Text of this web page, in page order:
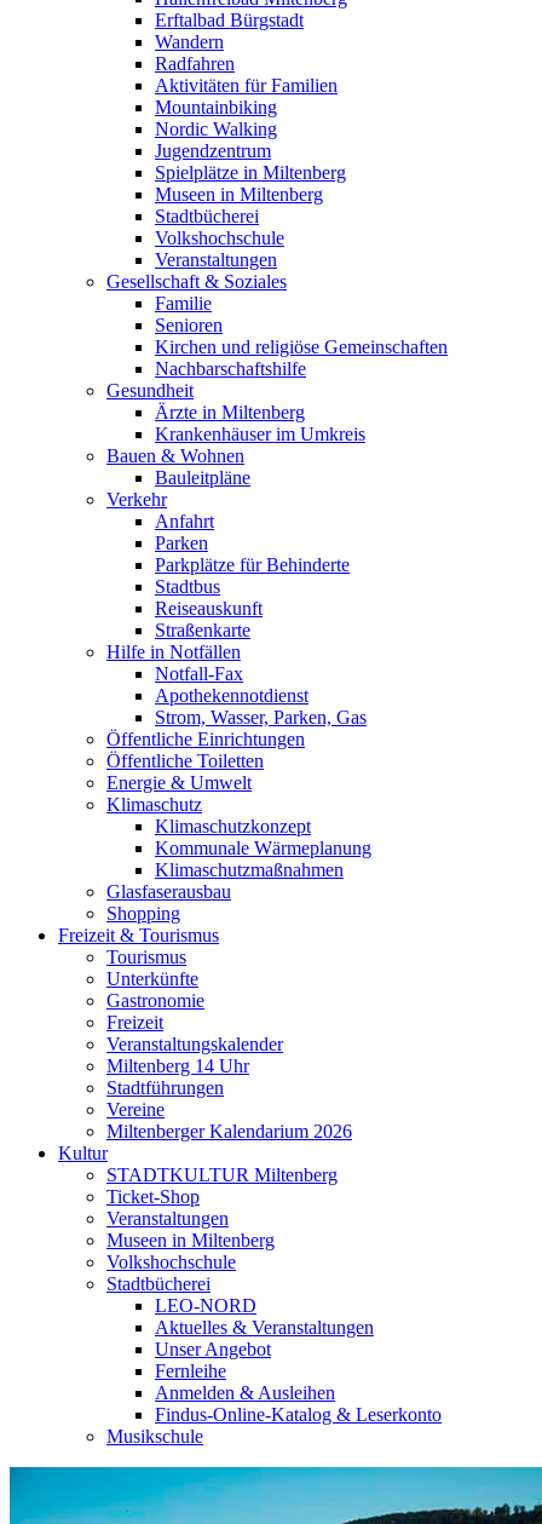
Erftalbad Bürgstadt
Wandern
Radfahren
Aktivitäten für Familien
Mountainbiking
Nordic Walking
Jugendzentrum
Spielplätze in Miltenberg
Museen in Miltenberg
Stadtbücherei
Volkshochschule
Veranstaltungen
Gesellschaft & Soziales
Familie
Senioren
Kirchen und religiöse Gemeinschaften
Nachbarschaftshilfe
Gesundheit
Ärzte in Miltenberg
Krankenhäuser im Umkreis
Bauen & Wohnen
Bauleitpläne
Verkehr
Anfahrt
Parken
Parkplätze für Behinderte
Stadtbus
Reiseauskunft
Straßenkarte
Hilfe in Notfällen
Notfall-Fax
Apothekennotdienst
Strom, Wasser, Parken, Gas
Öffentliche Einrichtungen
Öffentliche Toiletten
Energie & Umwelt
Klimaschutz
Klimaschutzkonzept
Kommunale Wärmeplanung
Klimaschutzmaßnahmen
Glasfaserausbau
Shopping
Freizeit & Tourismus
Tourismus
Unterkünfte
Gastronomie
Freizeit
Veranstaltungskalender
Miltenberg 14 Uhr
Stadtführungen
Vereine
Miltenberger Kalendarium 2026
Kultur
STADTKULTUR Miltenberg
Ticket-Shop
Veranstaltungen
Museen in Miltenberg
Volkshochschule
Stadtbücherei
LEO-NORD
Aktuelles & Veranstaltungen
Unser Angebot
Fernleihe
Anmelden & Ausleihen
Findus-Online-Katalog & Leserkonto
Musikschule